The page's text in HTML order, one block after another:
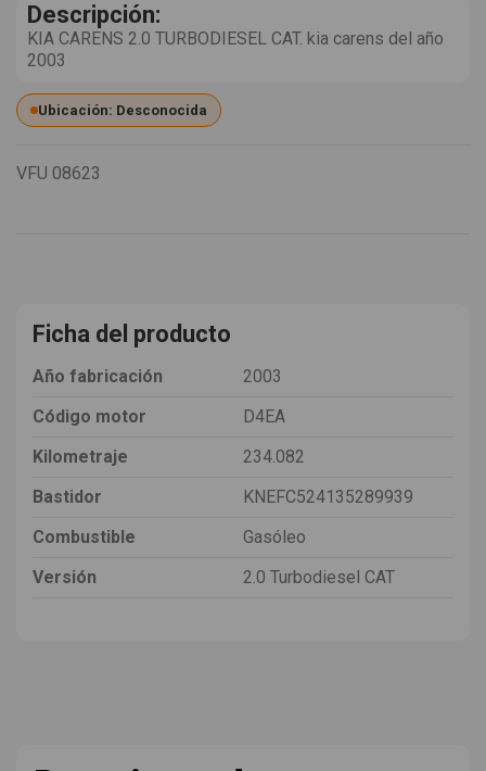
Descripción:
KIA CARENS 2.0 TURBODIESEL CAT. kia carens del año
2003
Ubicación: Desconocida
VFU 08623
Ficha del producto
Año fabricación
2003
Código motor
D4EA
Kilometraje
234.082
Bastidor
KNEFC524135289939
Combustible
Gasóleo
Versión
2.0 Turbodiesel CAT